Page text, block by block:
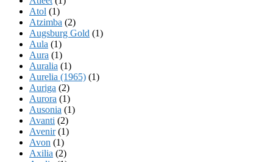
Atol (1)
Atzimba (2)
Augsburg Gold (1)
Aula (1)
Aura (1)
Auralia (1)
Aurelia (1965) (1)
Auriga (2)
Aurora (1)
Ausonia (1)
Avanti (2)
Avenir(1)
Avon (1)
Axilia (2)